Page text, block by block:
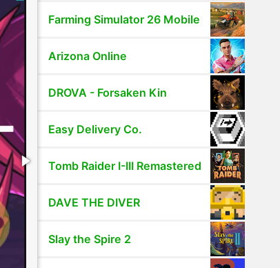
Farming Simulator 26 Mobile
Arizona Online
DROVA - Forsaken Kin
Easy Delivery Co.
Tomb Raider I-III Remastered
DAVE THE DIVER
Slay the Spire 2